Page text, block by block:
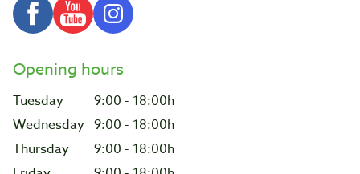
Opening hours
Tuesday
9:00 - 18:00h
Wednesday 9:00 - 18:00h
Thursday
9:00 - 18:00h